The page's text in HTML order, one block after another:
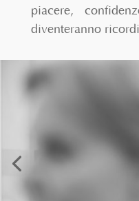
piacere,
diventeranno